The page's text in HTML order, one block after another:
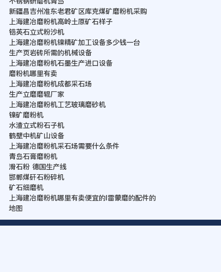
新疆昌吉州准东老君矿区库克煤矿磨粉机采购
上海建冶磨粉机高岭土原矿石样子
锆英石立式粉沙机
上海建冶磨粉机镍精矿加工设备多少钱一台
生产页岩砖所需的机械设备
上海建冶磨粉机石墨生产进口设备
磨粉机哪里有卖
上海建冶磨粉机成都采石场
生产立磨磨辊厂家
上海建冶磨粉机工艺玻璃磨砂机
镍矿磨粉机
水渣立式粉石子机
鹤壁中机矿山设备
上海建冶磨粉机采石场需要什么条件
青岛石膏磨粉机
滑石粉 德国生产线
邯郸煤矸石粉碎机
矿石细磨机
上海建冶磨粉机哪里有卖便宜的l雷蒙磨的配件的
地图